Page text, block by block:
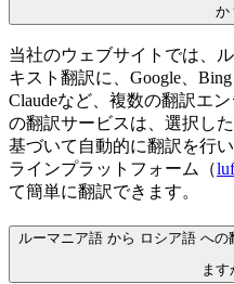
か
当社のウェブサイトでは、
キスト翻訳に、Google、Bing
Claudeなど、複数の翻訳エ
の翻訳サービスは、選択し
基づいて自動的に翻訳を行
ラインプラットフォーム（
て簡単に翻訳できます。
ルーマニア語 から ロシア語 へ
ます